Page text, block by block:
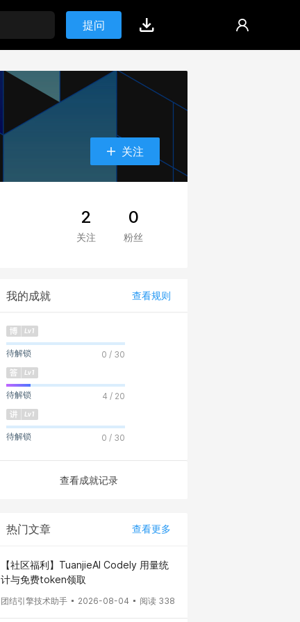
提问
关注
2
关注
0
粉丝
我的成就 查看规则
待解锁 0 / 30
待解锁 4 / 20
待解锁 0 / 30
查看成就记录
热门文章 查看更多
【社区福利】TuanjieAI Codely 用量统
计与免费token领取
团结引擎技术助手 2026-08-04 阅读 338